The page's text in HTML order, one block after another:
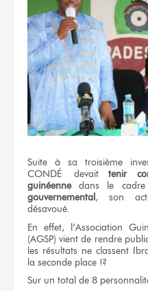
Suite à sa troisième
CONDÉ devaittenir
guinéennedans le cadre
gouvernemental , son
désavoué.
En effet, l’Association
(AGSP) vient de rendre
les résultats ne classent
la seconde place !?
Sur un total de 8